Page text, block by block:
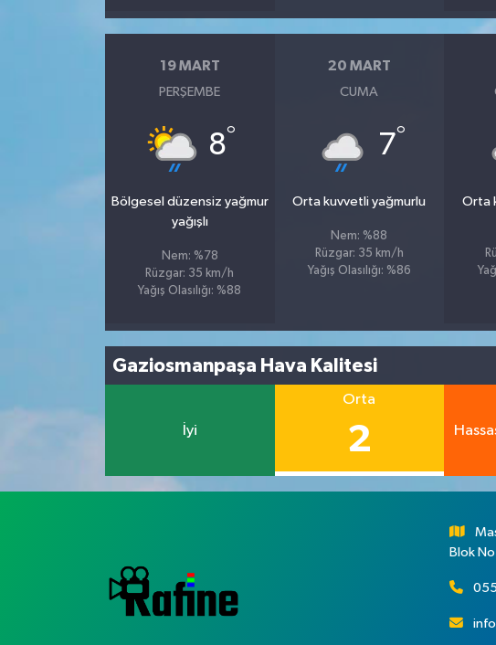
19 MART
PERŞEMBE
8°
Bölgesel düzensiz yağmur
yağışlı
Nem: %78
Rüzgar: 35 km/h
Yağış Olasılığı: %88
20 MART
CUMA
7°
Orta kuvvetli yağmurlu
Nem: %88
Rüzgar: 35 km/h
Yağış Olasılığı: %86
Orta
Gaziosmanpaşa Hava Kalitesi
İyi
Orta
2
Blok